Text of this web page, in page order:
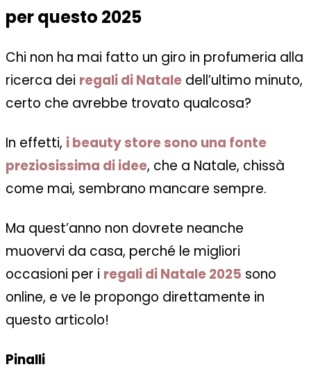
per questo 2025
Chi non ha mai fatto un giro in profumeria alla
ricerca dei regali di Natale dell’ultimo minuto,
certo che avrebbe trovato qualcosa?
In effetti, i beauty store sono una fonte
preziosissima di idee, che a Natale, chissà
come mai, sembrano mancare sempre.
Ma quest’anno non dovrete neanche
muovervi da casa, perché le migliori
occasioni per i regali di Natale 2025 sono
online, e ve le propongo direttamente in
questo articolo!
Pinalli